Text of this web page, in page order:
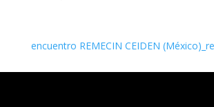
encuentro REMECIN CEIDEN